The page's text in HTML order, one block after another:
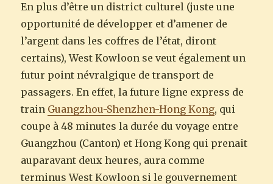
En plus d’être un district culturel (juste une
opportunité de développer et d’amener de
l’argent dans les coffres de l’état, diront
certains), West Kowloon se veut également un
futur point névralgique de transport de
passagers. En effet, la future ligne express de
train Guangzhou-Shenzhen-Hong Kong, qui
coupe à 48 minutes la durée du voyage entre
Guangzhou (Canton) et Hong Kong qui prenait
auparavant deux heures, aura comme
terminus West Kowloon si le gouvernement